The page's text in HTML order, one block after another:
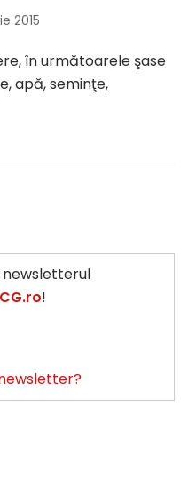
2015
în următoarele şase
apă, seminţe,
!